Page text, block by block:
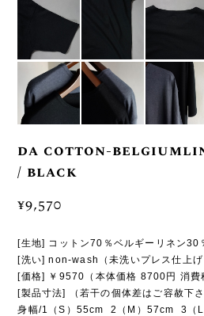
da cotton-
/ black
¥9,570
[生地] コットン70％ベルギーリネン30
[洗い] non-wash（未洗いプレス仕上げ
[価格] ￥9570（本体価格 8700円 消費
[製品寸法] （若干の個体差はご容赦下さ
身幅/1（S）55cm 2（M）57cm 3（